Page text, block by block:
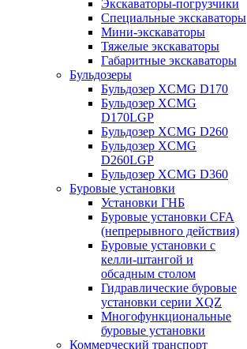
Экскаваторы-погрузчики
Специальные экскаваторы
Мини-экскаваторы
Тяжелые экскаваторы
Габаритные экскаваторы
Бульдозеры
Бульдозер XCMG D170
Бульдозер XCMG
D170LGP
Бульдозер XCMG D260
Бульдозер XCMG
D260LGP
Бульдозер XCMG D360
Буровые установки
Установки ГНБ
Буровые установки CFA
(непрерывного действия)
Буровые установки с
келли-штангой и
обсадным столом
Гидравлические буровые
установки серии XQZ
Многофункциональные
буровые установки
Коммерческий транспорт